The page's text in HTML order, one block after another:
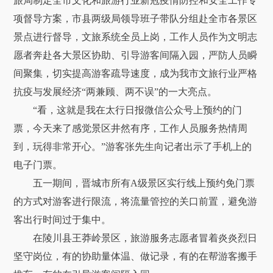
项督导方案，市县两级局领导班子带队分组赴全市各景区
景点进行督导，文旅系统全员上岗，工作人员作为文明志
愿者奔赴各大景区协助、引导游客间隔入园，严防人员瞬
间聚集，切实提高游客疏导速度，成为我市文旅行业严格
抗疫与发展经济“两兼顾、两不误”的一大亮点。
“看，这就是我在太行日报微信公众号上预约的门
票，今天来了感觉景区井然有序，工作人员服务热情周
到，玩得非常开心。”游客张先生向记者出示了手机上的
电子门票。
五一期间，晋城市所有A级景区实行线上预约免门票
的方式对游客进行限流，将流量管控的关口前置，避免游
客出行时间过于集中。
在陵川县王莽岭景区，旅游服务志愿者冒着炎炎烈日
坚守岗位，有的协助量体温、做记录，有的在帮游客搬手